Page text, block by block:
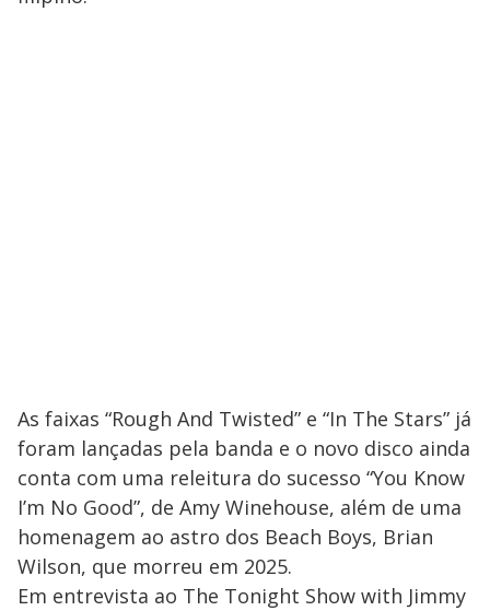
As faixas “Rough And Twisted” e “In The Stars” já
foram lançadas pela banda e o novo disco ainda
conta com uma releitura do sucesso “You Know
I’m No Good”, de Amy Winehouse, além de uma
homenagem ao astro dos Beach Boys, Brian
Wilson, que morreu em 2025.
Em entrevista ao The Tonight Show with Jimmy